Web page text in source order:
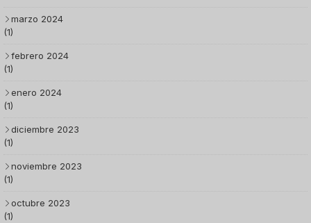
marzo 2024
(1)
febrero 2024
(1)
enero 2024
(1)
diciembre 2023
(1)
noviembre 2023
(1)
octubre 2023
(1)